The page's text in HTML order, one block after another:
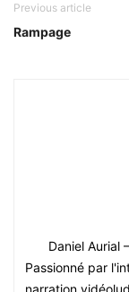
Previous article
Rampage
Daniel Aurial
Passionné par